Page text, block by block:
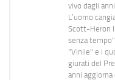
vivo dagli
L’uomo
Scott-Heron
senza
"Vinile" e i
giurati del
anni